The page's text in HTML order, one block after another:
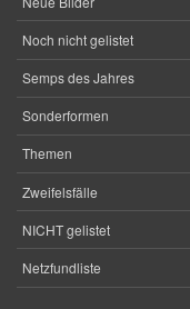
Noch nicht gelistet
Semps des Jahres
Sonderformen
Themen
Zweifelsfälle
NICHT gelistet
Netzfundliste